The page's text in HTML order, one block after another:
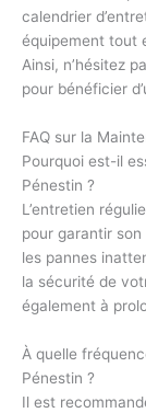
calendrier
équipement tout
Ainsi, n’hésitez
pour bénéficier
FAQ sur la
Pourquoi est-il
Pénestin ?
L’entretien
pour garantir
les pannes
la sécurité de
également à
À quelle
Pénestin ?
Il est